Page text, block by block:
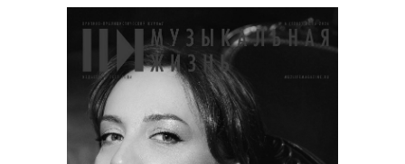
Владимир Орлов. Возникновение традиции «детей
холокоста» в «Балладе о мальчике, оставшемся
Прокофьев: круги влияния
Вера Валькова. Глазуновская модель «большой русской
симфонии» в творчестве С.С. Прокофьева
Алла Баева. Опера ХХ века: Стравинский и Прокофьев